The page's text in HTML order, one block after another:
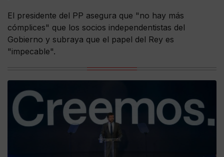
El presidente del PP asegura que "no hay más
cómplices" que los socios independentistas del
Gobierno y subraya que el papel del Rey es
"impecable".